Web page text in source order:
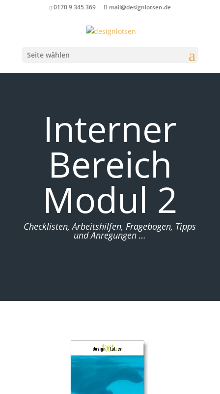
0170 9 345 369 mail@designlotsen.de
Seite wählen
Interner
Bereich
Modul 2
Checklisten, Arbeitshilfen, Fragebogen, Tipps
und Anregungen …